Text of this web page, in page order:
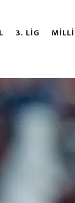
3. LİG